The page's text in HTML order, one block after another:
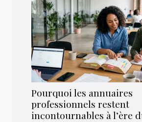
Pourquoi les annuaires
professionnels restent
incontournables à l’ère